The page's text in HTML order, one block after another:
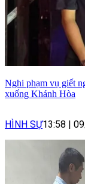
Nghi phạm vụ giết
xuống Khánh Hòa
HÌNH SỰ13:58 |